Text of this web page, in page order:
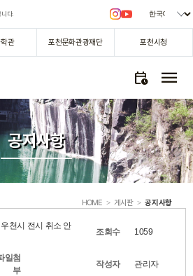
관 포천문화관광재단 포천시청
다.
menu
calendar_clock
공지사항­
HOME > 게시판 > 공지사항­
천시 전시 취소 안
조회수 1059
일첨
부
작성자 관리자